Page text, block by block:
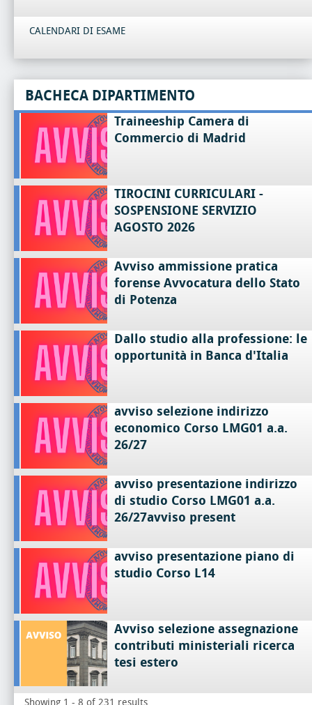
CALENDARI DI ESAME
BACHECA DIPARTIMENTO
Traineeship Camera di
Commercio di Madrid
TIROCINI CURRICULARI -
SOSPENSIONE SERVIZIO
AGOSTO 2026
Avviso ammissione pratica
forense Avvocatura dello Stato
di Potenza
Dallo studio alla professione: le
opportunità in Banca d'Italia
avviso selezione indirizzo
economico Corso LMG01 a.a.
26/27
avviso presentazione indirizzo
di studio Corso LMG01 a.a.
26/27avviso present
avviso presentazione piano di
studio Corso L14
Avviso selezione assegnazione
contributi ministeriali ricerca
tesi estero
Showing 1 - 8 of 231 results